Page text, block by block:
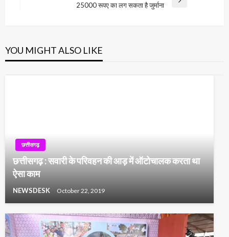
25000 रूपए का लग सकता है जुर्माना
YOU MIGHT ALSO LIKE
छत्तीसगढ़
छत्तीसगढ़ : सवारी के परिवहन की आड़ में ऑटोचालक करता था
ऐसा काम
NEWSDESK October 22, 2019